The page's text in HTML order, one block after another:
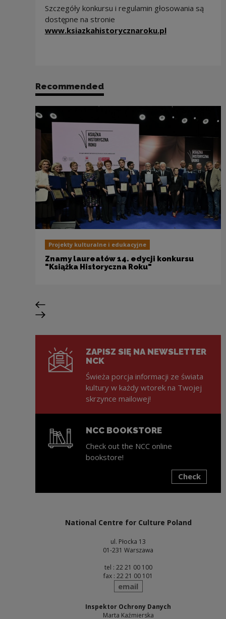
Szczegóły konkursu i regulamin głosowania są
dostępne na stronie
www.ksiazkahistorycznaroku.plNote, the link
Recommended
Projekty kulturalne i edukacyjne
Znamy laureatów 14. edycji konkursu
"Książka Historyczna Roku"
Previous slide
Next slide
ZAPISZ SIĘ NA NEWSLETTER
NCK
Świeża porcja informacji ze świata
kultury w każdy wtorek na Twojej
skrzynce mailowej!
NCC BOOKSTORE
Check out the NCC online
bookstore!
Check
National Centre for Culture Poland
ul. Płocka 13
01-231 Warszawa
tel : 22 21 00 100
fax : 22 21 00 101
send
email
Inspektor Ochrony Danych
Marta Kaźmierska